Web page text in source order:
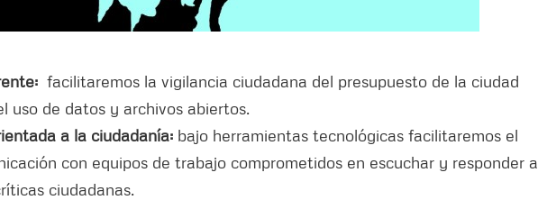
facilitaremos la vigilancia ciudadana del presupuesto de la ciudad
uso de datos y archivos abiertos.
a la ciudadanía: bajo herramientas tecnológicas facilitaremos el
con equipos de trabajo comprometidos en escuchar y responder a
ciudadanas.